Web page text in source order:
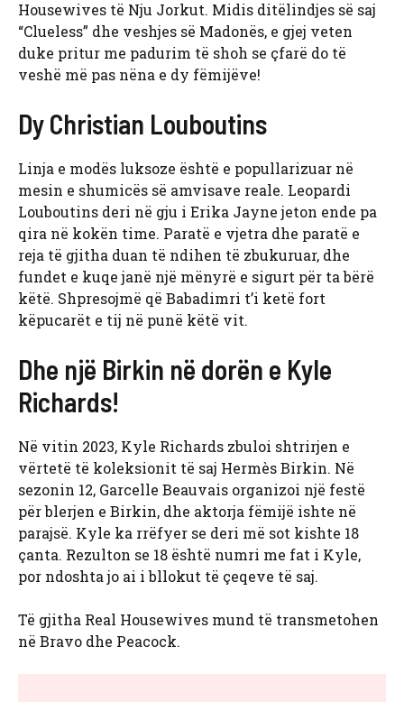
Housewives të Nju Jorkut. Midis ditëlindjes së saj
“Clueless” dhe veshjes së Madonës, e gjej veten
duke pritur me padurim të shoh se çfarë do të
veshë më pas nëna e dy fëmijëve!
Dy Christian Louboutins
Linja e modës luksoze është e popullarizuar në
mesin e shumicës së amvisave reale. Leopardi
Louboutins deri në gju i Erika Jayne jeton ende pa
qira në kokën time. Paratë e vjetra dhe paratë e
reja të gjitha duan të ndihen të zbukuruar, dhe
fundet e kuqe janë një mënyrë e sigurt për ta bërë
këtë. Shpresojmë që Babadimri t’i ketë fort
këpucarët e tij në punë këtë vit.
Dhe një Birkin në dorën e Kyle
Richards!
Në vitin 2023, Kyle Richards zbuloi shtrirjen e
vërtetë të koleksionit të saj Hermès Birkin. Në
sezonin 12, Garcelle Beauvais organizoi një festë
për blerjen e Birkin, dhe aktorja fëmijë ishte në
parajsë. Kyle ka rrëfyer se deri më sot kishte 18
çanta. Rezulton se 18 është numri me fat i Kyle,
por ndoshta jo ai i bllokut të çeqeve të saj.
Të gjitha Real Housewives mund të transmetohen
në Bravo dhe Peacock.